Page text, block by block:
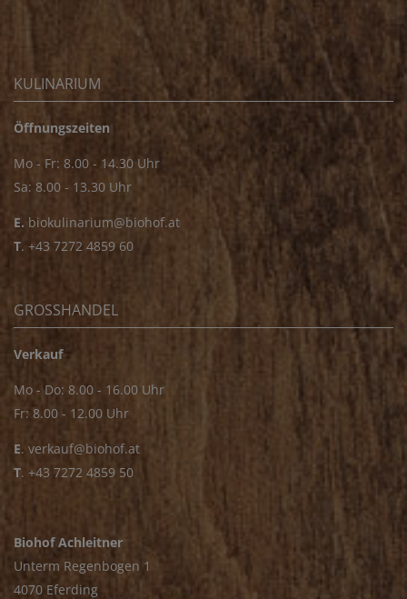
KULINARIUM
Öffnungszeiten
Mo - Fr: 8.00 - 14.30 Uhr
Sa: 8.00 - 13.30 Uhr
E. biokulinarium@biohof.at
T. +43 7272 4859 60
GROSSHANDEL
Verkauf
Mo - Do: 8.00 - 16.00 Uhr
Fr: 8.00 - 12.00 Uhr
E. verkauf@biohof.at
T. +43 7272 4859 50
Biohof Achleitner
Unterm Regenbogen 1
4070 Eferding